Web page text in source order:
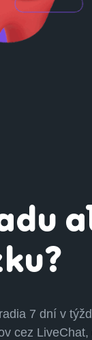
7 dní v
cez